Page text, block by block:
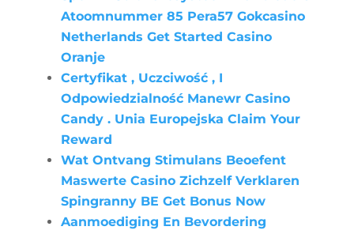
Atoomnummer 85 Pera57 Gokcasino
Netherlands Get Started Casino
Oranje
Certyfikat , Uczciwość , I
Odpowiedzialność Manewr Casino
Candy . Unia Europejska Claim Your
Reward
Wat Ontvang Stimulans Beoefent
Maswerte Casino Zichzelf Verklaren
Spingranny BE Get Bonus Now
Aanmoediging En Bevordering